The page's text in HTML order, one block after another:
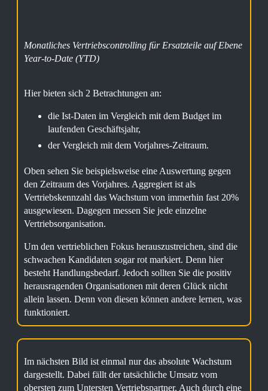
Monatliches Vertriebscontrolling für Ersatzteile auf Ebene
Year-to-Date (YTD)
Hier bieten sich 2 Betrachtungen an:
die Ist-Daten im Vergleich mit dem Budget im
laufenden Geschäftsjahr,
der Vergleich mit dem Vorjahres-Zeitraum.
Oben sehen Sie beispielsweise eine Auswertung gegen
den Zeitraum des Vorjahres. Aggregiert ist als
Vertriebskennzahl das Wachstum von immerhin fast 20%
ausgewiesen. Dagegen messen Sie jede einzelne
Vertriebsorganisation.
Um den vertrieblichen Fokus herauszustreichen, sind die
schwachen Kandidaten sogar rot markiert. Denn hier
besteht Handlungsbedarf. Jedoch sollten Sie die positiv
herausragenden Organisationen mit deren Glück nicht
allein lassen. Denn von diesen können andere lernen, was
funktioniert.
Im nächsten Bild ist einmal nur das absolute Wachstum
dargestellt. Dabei fällt der tatsächliche Umsatz vom
obersten zum Untersten Vertriebspartner. Auch durch eine